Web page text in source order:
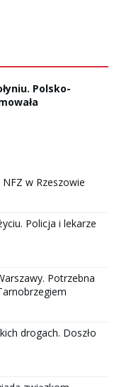
Polsko-
w Rzeszowie
Policja i lekarze
Potrzebna
drogach. Doszło